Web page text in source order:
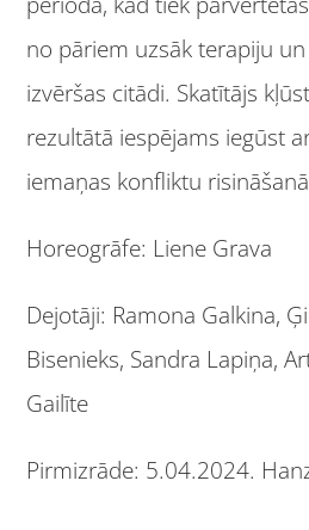
no pāriem uzsāk terapiju
izvēršas citādi. Skatītājs
rezultātā iespējams iegūst
iemaņas konfliktu
Horeogrāfe: Liene Grava
Dejotāji: Ramona Galkina,
Bisenieks, Sandra Lapiņa,
Gailīte
Pirmizrāde: 5.04.2024.